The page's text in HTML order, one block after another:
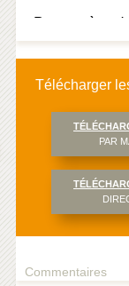
Pensez à «
droit «
Télécharger
PAR
Commentaires